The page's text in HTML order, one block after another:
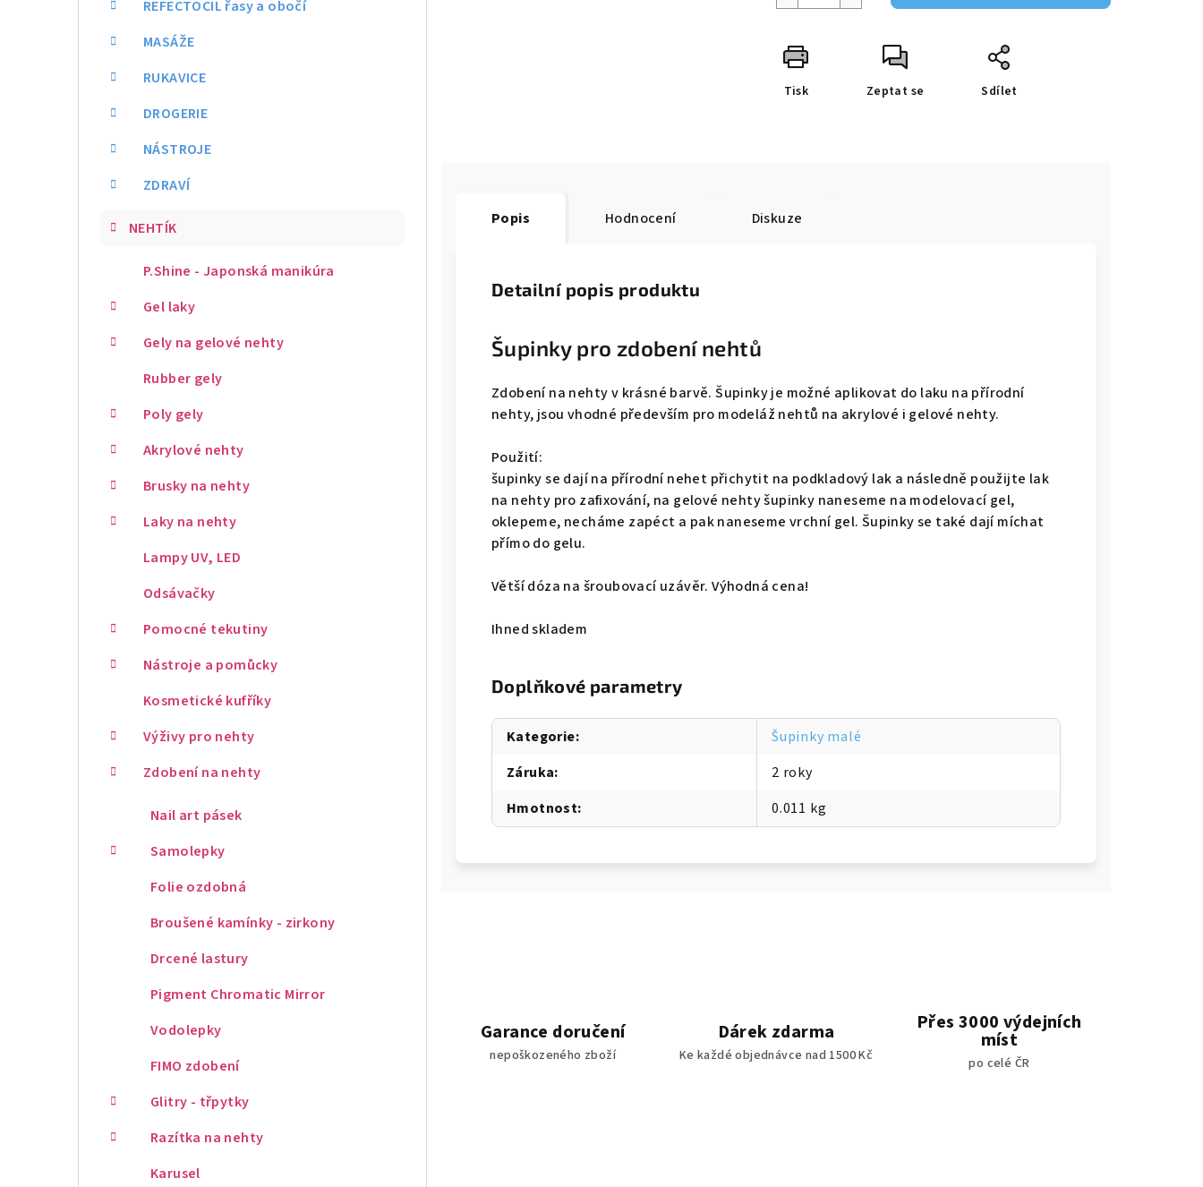
REFECTOCIL řasy a obočí
MASÁŽE
RUKAVICE
DROGERIE
NÁSTROJE
ZDRAVÍ
NEHTÍK
P.Shine - Japonská manikúra
Gel laky
Gely na gelové nehty
Rubber gely
Poly gely
Akrylové nehty
Brusky na nehty
Laky na nehty
Lampy UV, LED
Odsávačky
Pomocné tekutiny
Nástroje a pomůcky
Kosmetické kufříky
Výživy pro nehty
Zdobení na nehty
Nail art pásek
Samolepky
Folie ozdobná
Broušené kamínky - zirkony
Drcené lastury
Pigment Chromatic Mirror
Vodolepky
FIMO zdobení
Glitry - třpytky
Razítka na nehty
Karusel
Tisk Zeptat se Sdílet
Popis Hodnocení Diskuze
Detailní popis produktu
Šupinky pro zdobení nehtů
Zdobení na nehty v krásné barvě. Šupinky je možné aplikovat do laku na přírodní
nehty, jsou vhodné především pro modeláž nehtů na akrylové i gelové nehty.
Použití:
šupinky se dají na přírodní nehet přichytit na podkladový lak a následně použijte lak
na nehty pro zafixování, na gelové nehty šupinky naneseme na modelovací gel,
oklepeme, necháme zapéct a pak naneseme vrchní gel. Šupinky se také dají míchat
přímo do gelu.
Větší dóza na šroubovací uzávěr. Výhodná cena!
Ihned skladem
Doplňkové parametry
Kategorie:
Šupinky malé
Záruka:
2 roky
Hmotnost: 0.011 kg
Garance doručení
nepoškozeného zboží
Dárek zdarma
Ke každé objednávce nad 1500 Kč
Přes 3000 výdejních
míst
po celé ČR